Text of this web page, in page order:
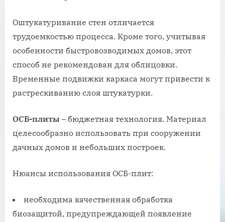
Оштукатуривание стен отличается
трудоемкостью процесса. Кроме того, учитывая
особенности быстровозводимых домов, этот
способ не рекомендован для облицовки.
Временные подвижки каркаса могут привести к
растрескиванию слоя штукатурки.
ОСБ-плиты – бюджетная технология. Материал
целесообразно использовать при сооружении
дачных домов и небольших построек.
Нюансы использования ОСБ-плит:
необходима качественная обработка
биозащитой, предупреждающей появление